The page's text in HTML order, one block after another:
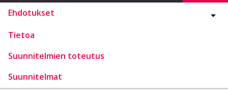
Ehdotukset
Tietoa
Suunnitelmien toteutus
Suunnitelmat